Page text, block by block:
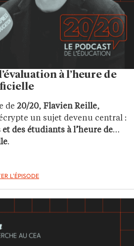
à l’heure de
de 20/20, Flavien Reille,
un sujet devenu central :
des étudiants à l’heure de
.
L'ÉPISODE